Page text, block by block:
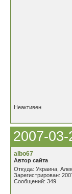
Неактивен
2007-
albo67
Автор сайта
Откуда: Украина,
Зарегистрирован:
Сообщений: 349